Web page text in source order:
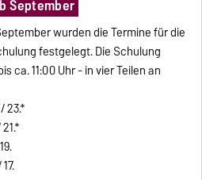
September
wurden die Termine für die
festgelegt. Die Schulung
ca. 11:00 Uhr - in vier Teilen an
23.*